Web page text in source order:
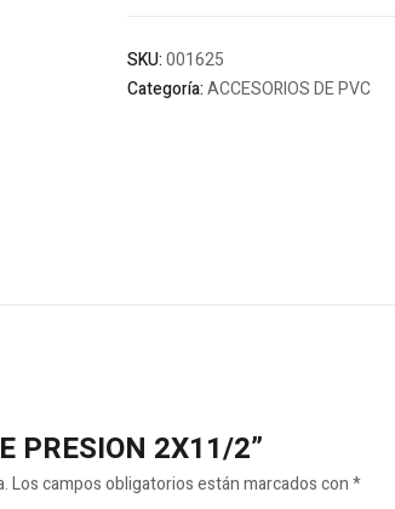
SKU:001625
Categoría:ACCESORIOS DE PVC
PRESION 2X11/2”
Los campos obligatorios están marcados con*